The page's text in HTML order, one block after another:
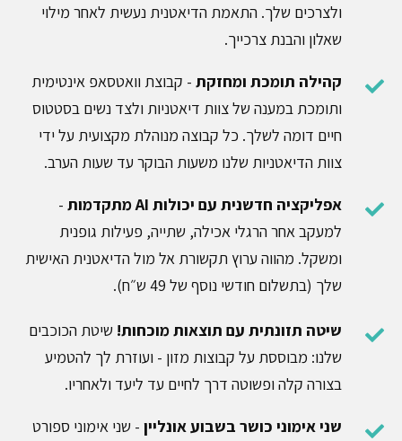
ולצרכים שלך. התאמת הדיאטנית נעשית לאחר מילוי
שאלון והבנת צרכייך.
קהילה תומכת ומחזקת - קבוצת וואטסאפ אינטימית
ותומכת במענה של צוות דיאטניות ולצד נשים בסטטוס
חיים דומה לשלך. כל קבוצה מנוהלת מקצועית על ידי
צוות הדיאטניות שלנו משעות הבוקר עד שעות הערב.
אפליקציה חדשנית עם יכולות AI מתקדמות
-
למעקב אחר הרגלי אכילה, שתייה, פעילות גופנית
ומשקל. מהווה ערוץ תקשורת אל מול הדיאטנית האישית
שלך (בתשלום חודשי נוסף של 49 ש״ח).
שיטה תזונתית עם תוצאות מוכחות! שיטת הכוכבים
שלנו: מבוססת על קבוצות מזון - ועוזרת לך להטמיע
בצורה קלה ופשוטה דרך לחיים עד ליעד ולאחריו.
שני אימוני כושר בשבוע אונליין - שני אימוני ספורט